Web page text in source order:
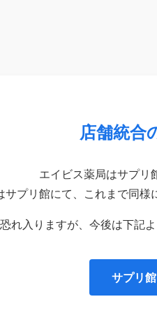
店舗統合
エイビス薬局はサプリ
サプリ館にて、これまで同
恐れ入りますが、今後は下記
サプリ